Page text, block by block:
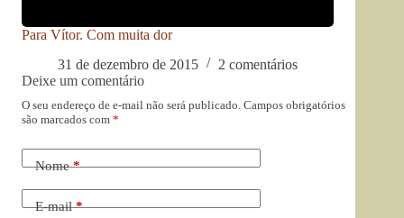
Para Vítor. Com muita dor
31 de dezembro de 2015
2 comentários
Deixe um comentário
O seu endereço de e-mail não será publicado. Campos obrigatórios
são marcados com *
Nome*
E-mail*